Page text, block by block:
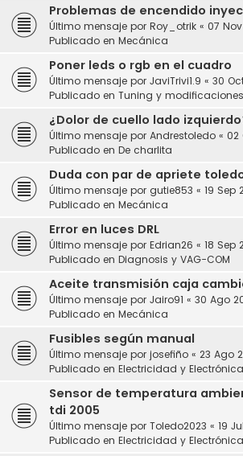
Problemas de encendido
Último mensaje por Roy_otrik « 07
Publicado en Mecánica
Poner leds o rgb en el cuadro
Último mensaje por JaviTrivi1.9 « 30
Publicado en Tuning y modificaciones
¿Dolor de cuello lado
Último mensaje por Andrestoledo « 02
Publicado en De charlita
Duda con par de apriete
Último mensaje por gutie853 « 19 Sep
Publicado en Mecánica
Error en luces DRL
Último mensaje por Edrian26 « 18 Sep
Publicado en Diagnosis y VAG-COM
Aceite transmisión caja
Último mensaje por Jairo91 « 30 Ago
Publicado en Mecánica
Fusibles según manual
Último mensaje por josefiño « 23 Ago
Publicado en Electricidad y Electrónica
Sensor de temperatura
tdi 2005
Último mensaje por Toledo2023 « 19
Publicado en Electricidad y Electrónica